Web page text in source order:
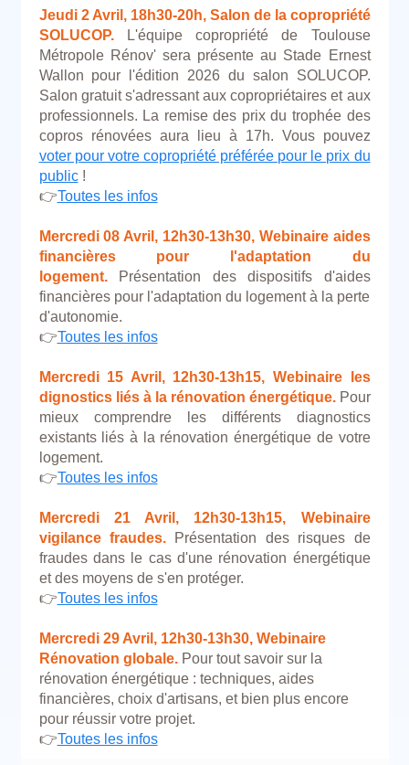
Jeudi 2 Avril, 18h30-20h, Salon de la copropriété
SOLUCOP.L'équipe copropriété de Toulouse
Métropole Rénov' sera présente au Stade Ernest
Wallon pour l'édition 2026 du salon SOLUCOP.
Salon gratuit s'adressant aux copropriétaires et aux
professionnels. La remise des prix du trophée des
copros rénovées aura lieu à 17h. Vous pouvez
voter pour votre copropriété préférée pour le prix du
public!
👉Toutes les infos
Mercredi 08 Avril, 12h30-13h30, Webinaire aides
financières pour l'adaptation du
logement.
Présentation des dispositifs d'aides
financières pour l'adaptation du logement à la perte
d'autonomie.
👉Toutes les infos
Mercredi 15 Avril, 12h30-13h15, Webinaire l es
dignostics liés à la rénovation énergétique. Pour
mieux comprendre les différents diagnostics
existants liés à la rénovation énergétique de votre
logement.
👉Toutes les infos
Mercredi 21 Avril, 12h30-13h15, Webinaire
vigilance fraudes. Présentation des risques de
fraudes dans le cas d'une rénovation énergétique
et des moyens de s'en protéger.
👉Toutes les infos
Mercredi 29 Avril, 12h30-13h30, Webinaire
Rénovation globale.Pour tout savoir sur la
rénovation énergétique : techniques, aides
financières, choix d'artisans, et bien plus encore
pour réussir votre projet.
👉Toutes les infos